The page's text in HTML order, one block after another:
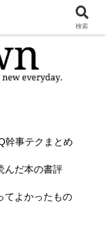
幹事テクまとめ
んだ本の書評
てよかったもの
検索